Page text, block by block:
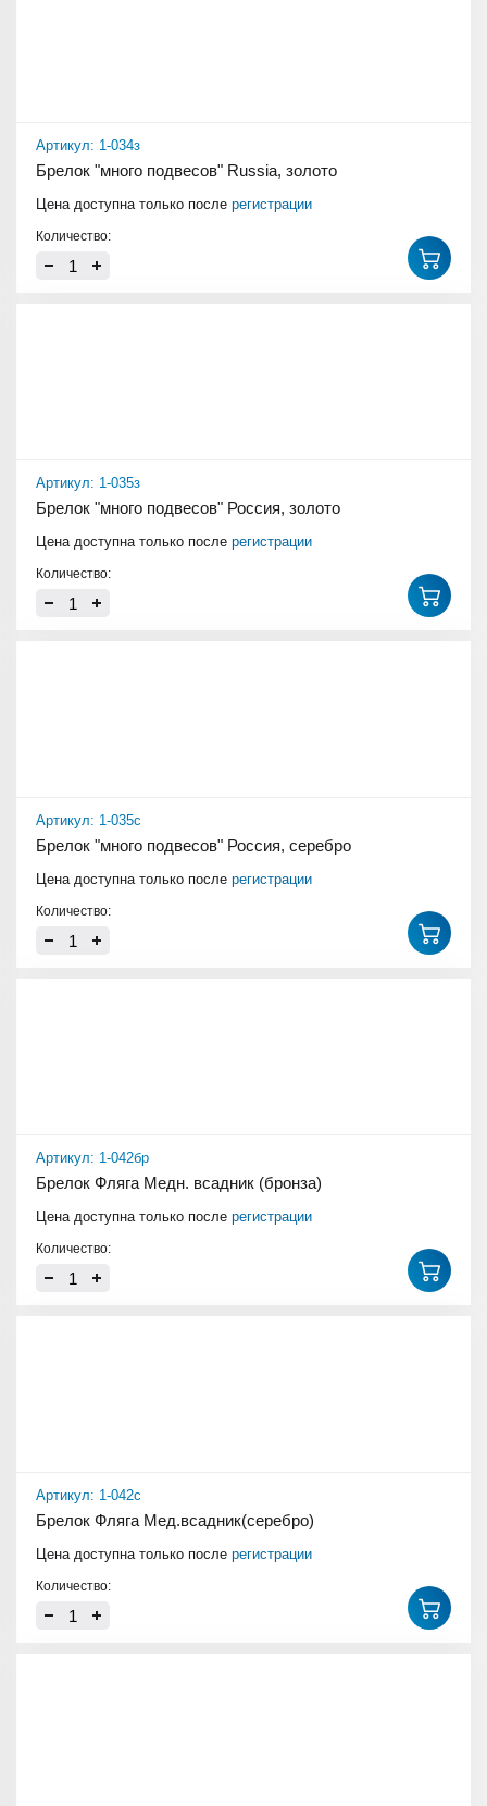
Артикул: 1-034з
Брелок "много подвесов" Russia, золото
Цена доступна только после регистрации
Количество:
Артикул: 1-035з
Брелок "много подвесов" Россия, золото
Цена доступна только после регистрации
Количество:
Артикул: 1-035с
Брелок "много подвесов" Россия, серебро
Цена доступна только после регистрации
Количество:
Артикул: 1-042бр
Брелок Фляга Медн. всадник (бронза)
Цена доступна только после регистрации
Количество:
Артикул: 1-042с
Брелок Фляга Мед.всадник(серебро)
Цена доступна только после регистрации
Количество: